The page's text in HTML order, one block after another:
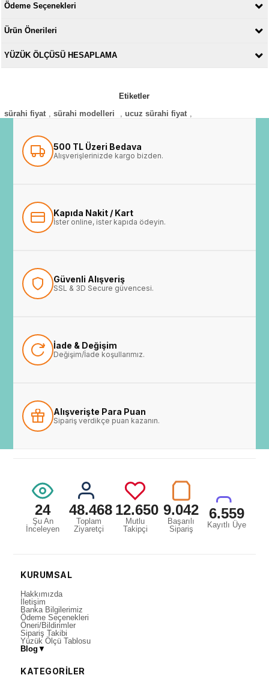
Ödeme Seçenekleri
Ürün Önerileri
YÜZÜK ÖLÇÜSÜ HESAPLAMA
Etiketler
sürahi fiyat
sürahi modelleri ucuz sürahi fiyat
500 TL Üzeri Bedava
Alışverişlerinizde kargo bizden.
Kapıda Nakit / Kart
İster online, ister kapıda ödeyin.
Güvenli Alışveriş
SSL & 3D Secure güvencesi.
İade & Değişim
Değişim/İade koşullarımız.
Alışverişte Para Puan
Sipariş verdikçe puan kazanın.
24
Şu An
İnceleyen
48.468
Toplam
Ziyaretçi
12.650
Mutlu
Takipçi
9.042
Başarılı
Sipariş
6.559
Kayıtlı Üye
KURUMSAL
Hakkımızda
İletişim
Banka Bilgilerimiz
Ödeme Seçenekleri
Öneri/Bildirimler
Sipariş Takibi
Yüzük Ölçü Tablosu
Blog ▼
KATEGORİLER